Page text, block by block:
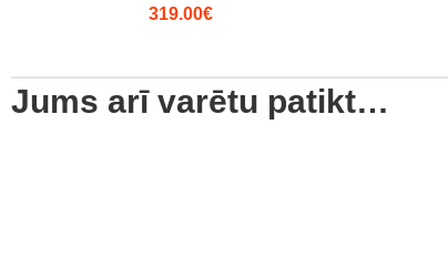
319.00€
Jums arī varētu patikt…